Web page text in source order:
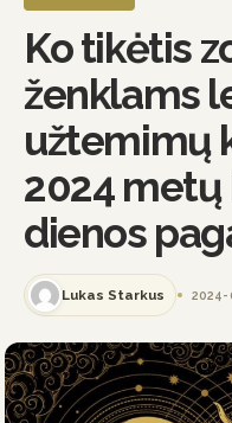
Ko tikėtis
ženklams
užtemimų
2024 metų
dienos
Lukas Starkus 2024-